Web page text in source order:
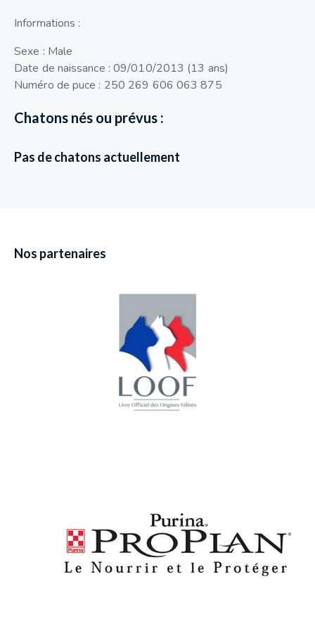
Informations :
Sexe : Male
Date de naissance : 09/010/2013 (13 ans)
Numéro de puce : 250 269 606 063 875
Chatons nés ou prévus :
Pas de chatons actuellement
Nos partenaires